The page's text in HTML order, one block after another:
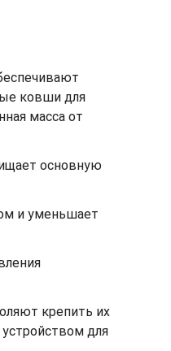
ковши для
масса от
основную
и уменьшает
крепить их
для